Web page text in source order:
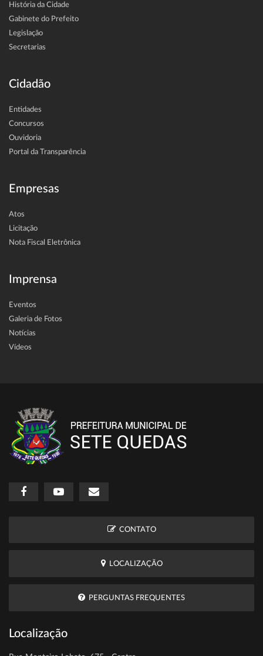
História da Cidade
Gabinete do Prefeito
Legislação
Secretarias
Cidadão
Entidades
Concursos
Ouvidoria
Portal da Transparência
Empresas
Atos
Licitação
Nota Fiscal Eletrônica
Imprensa
Eventos
Galeria de Fotos
Notícias
Vídeos
CONTATO
LOCALIZAÇÃO
PERGUNTAS FREQUENTES
Localização